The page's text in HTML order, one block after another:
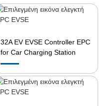
32A EV EVSE Controller EPC
for Car Charging Station